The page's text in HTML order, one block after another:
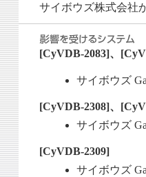
サイボウズ株式会社
[CyVDB-2083]、
サイボウズ
[CyVDB-2308]、
サイボウズ
[CyVDB-2309]
サイボウズ